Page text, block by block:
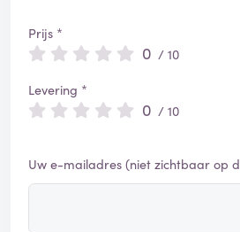
Prijs *
0 / 10
Levering *
0 / 10
Uw e-mailadres (niet zichtbaar op